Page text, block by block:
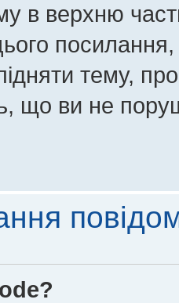
в верхню
тему,
що ви не